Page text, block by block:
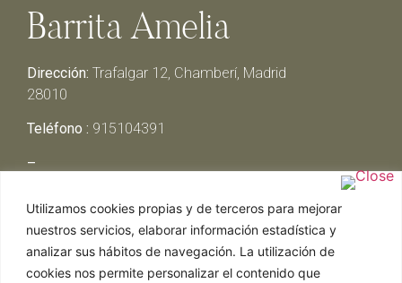
Utilizamos cookies propias y de terceros para mejorar
nuestros servicios, elaborar información estadística y
analizar sus hábitos de navegación. La utilización de
cookies nos permite personalizar el contenido que
Barrita Amelia
Dirección: Trafalgar 12, Chamberí, Madrid
28010
Teléfono : 915104391
–
Miércoles y Jueves:13:00h – 00:30h
Viernes y Sábado: 13:00h – 01:00h
Domingo:13:00h – 17:30h